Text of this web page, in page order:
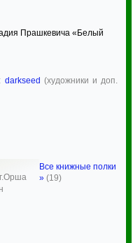
Прашкевича «Белый
darkseed (художники и доп.
Все книжные полки
» (19)